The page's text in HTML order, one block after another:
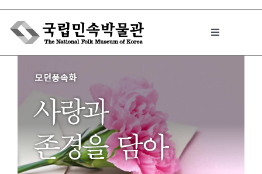
Skip
content
Toggle
박물관에서는
민속이야기